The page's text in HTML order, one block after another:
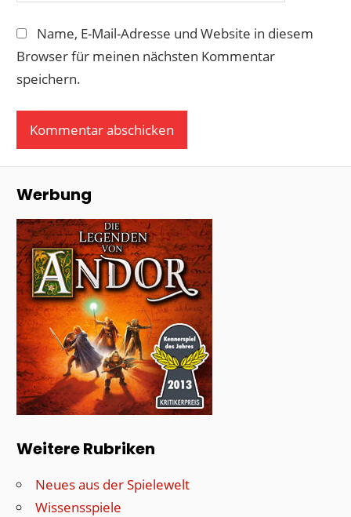
Name, E-Mail-Adresse und Website in diesem
Browser für meinen nächsten Kommentar
speichern.
Werbung
Weitere Rubriken
Neues aus der Spielewelt
Wissensspiele